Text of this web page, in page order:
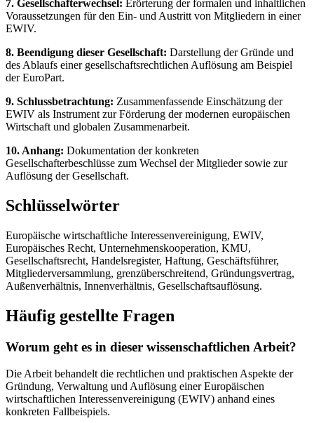
7. Gesellschafterwechsel: Erörterung der formalen und inhaltlichen
Voraussetzungen für den Ein- und Austritt von Mitgliedern in einer
EWIV.
8. Beendigung dieser Gesellschaft: Darstellung der Gründe und
des Ablaufs einer gesellschaftsrechtlichen Auflösung am Beispiel
der EuroPart.
9. Schlussbetrachtung: Zusammenfassende Einschätzung der
EWIV als Instrument zur Förderung der modernen europäischen
Wirtschaft und globalen Zusammenarbeit.
10. Anhang: Dokumentation der konkreten
Gesellschafterbeschlüsse zum Wechsel der Mitglieder sowie zur
Auflösung der Gesellschaft.
Schlüsselwörter
Europäische wirtschaftliche Interessenvereinigung, EWIV,
Europäisches Recht, Unternehmenskooperation, KMU,
Gesellschaftsrecht, Handelsregister, Haftung, Geschäftsführer,
Mitgliederversammlung, grenzüberschreitend, Gründungsvertrag,
Außenverhältnis, Innenverhältnis, Gesellschaftsauflösung.
Häufig gestellte Fragen
Worum geht es in dieser wissenschaftlichen Arbeit?
Die Arbeit behandelt die rechtlichen und praktischen Aspekte der
Gründung, Verwaltung und Auflösung einer Europäischen
wirtschaftlichen Interessenvereinigung (EWIV) anhand eines
konkreten Fallbeispiels.